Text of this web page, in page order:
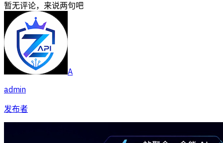
暂无评论，来说两句吧
A
admin
发布者